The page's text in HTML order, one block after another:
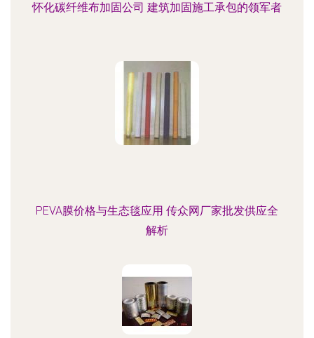
怀化碳纤维布加固公司 建筑加固施工承包的领军者
PEVA膜价格与生态毯应用 传众网厂家批发供应全
解析